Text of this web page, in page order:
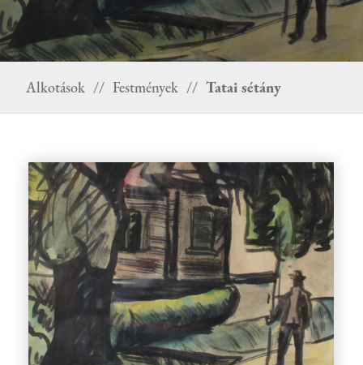
Alkotások // Festmények // Tatai sétány